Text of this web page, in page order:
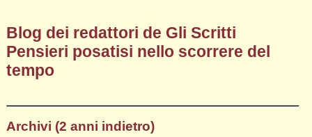
Blog dei redattori de Gli Scritti
Pensieri posatisi nello scorrere del
tempo
Archivi (2 anni indietro)